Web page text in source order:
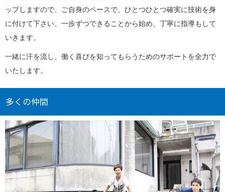
ップしますので、ご自身のペースで、ひとつひとつ確実に技術を身
に付けて下さい。一歩ずつできることから始め、丁寧に指導もして
いきます。
一緒に汗を流し、働く喜びを知ってもらうためのサポートを全力で
いたします。
多くの仲間